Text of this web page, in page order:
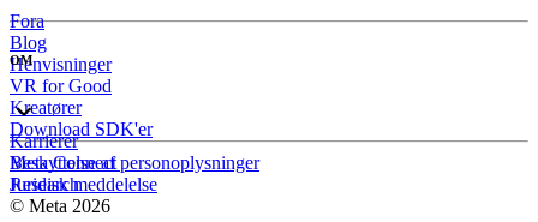
Fora
Blog
Henvisninger
VR for Good
Kreatører
Download SDK'er
OM
Karrierer
Meta Connect
Research
Beskyttelse af personoplysninger
Juridisk meddelelse
© Meta 2026